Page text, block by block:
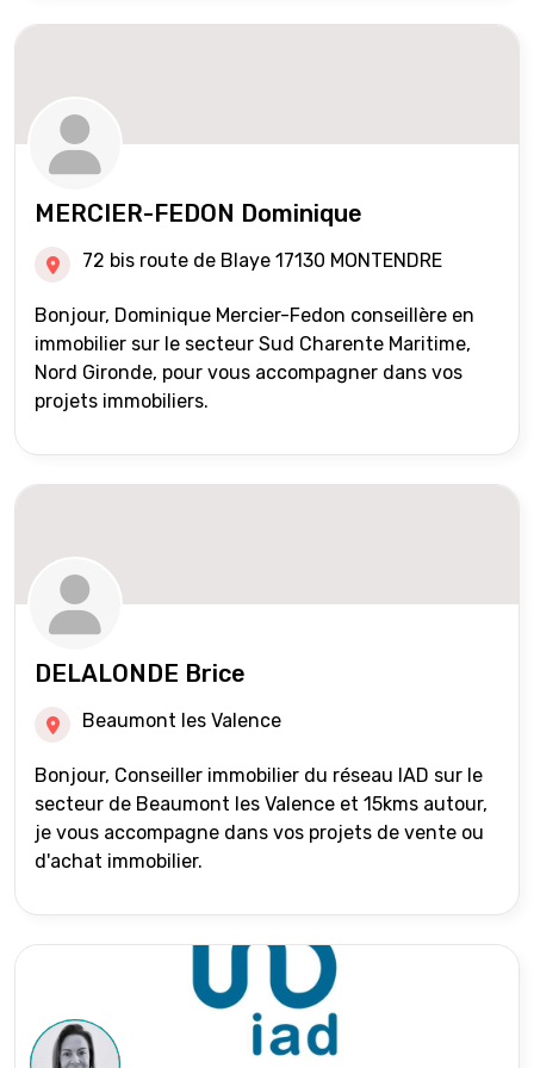
MERCIER-FEDON Dominique
72 bis route de Blaye 17130 MONTENDRE
Bonjour, Dominique Mercier-Fedon conseillère en
immobilier sur le secteur Sud Charente Maritime,
Nord Gironde, pour vous accompagner dans vos
projets immobiliers.
DELALONDE Brice
Beaumont les Valence
Bonjour, Conseiller immobilier du réseau IAD sur le
secteur de Beaumont les Valence et 15kms autour,
je vous accompagne dans vos projets de vente ou
d'achat immobilier.